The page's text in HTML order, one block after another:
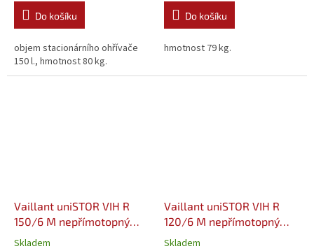
Do košíku
objem stacionárního ohřívače
150 l., hmotnost 80 kg.
Do košíku
hmotnost 79 kg.
Vaillant uniSTOR VIH R
150/6 M nepřímotopný
zásobníkový ohřívač
Skladem
Vaillant uniSTOR VIH R
120/6 M nepřímotopný
zásobníkový ohřívač
Skladem